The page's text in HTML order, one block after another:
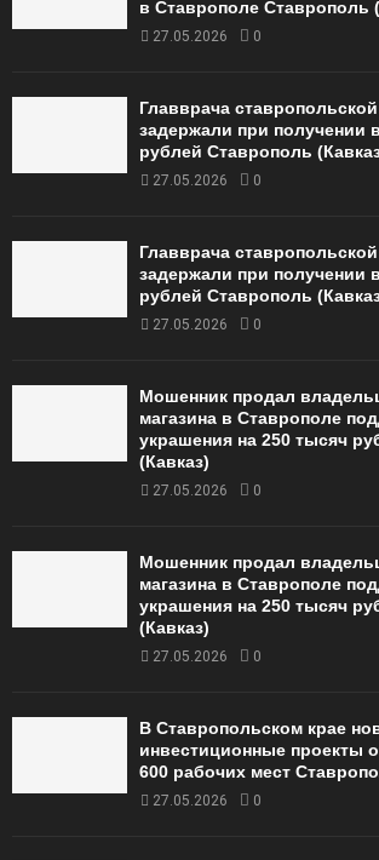
в Ставрополе Ставрополь
27.05.2026 0
Главврача
задержали при получении
рублей Ставрополь
27.05.2026 0
Главврача
задержали при получении
рублей Ставрополь
27.05.2026 0
Мошенник продал
магазина в Ставрополе
украшения на 250 тысяч
(Кавказ)
27.05.2026 0
Мошенник продал
магазина в Ставрополе
украшения на 250 тысяч
(Кавказ)
27.05.2026 0
В Ставропольском крае
инвестиционные проекты
600 рабочих мест
27.05.2026 0